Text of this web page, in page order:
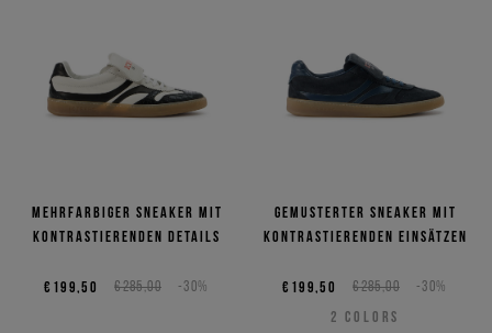
Mehrfarbiger Sneaker mit
kontrastierenden Details
€285,00 -30%
€199,50
Gemusterter Sneaker mit
kontrastierenden Einsätzen
€285,00 -30%
€199,50
2 COLORS